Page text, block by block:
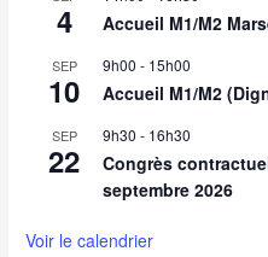
4 Accueil M1/M2
SEP
10
9h00 - 15h00
Accueil M1/M2
SEP
22
9h30 - 16h30
Congrès
septembre 2026
Voir le calendrier